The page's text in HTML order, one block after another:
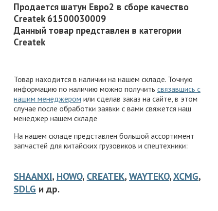
Продается шатун Евро2 в сборе качество
Createk 61500030009
Данный товар представлен в категории
Createk
Товар находится в наличии на нашем складе. Точную
информацию по наличию можно получить связавшись с
нашим менеджером или сделав заказ на сайте, в этом
случае после обработки заявки с вами свяжется наш
менеджер нашем складе
На нашем складе представлен большой ассортимент
запчастей для китайских грузовиков и спецтехники:
SHAANXI, HOWO, CREATEK,WAYTEKO,XCMG,
SDLG и др.